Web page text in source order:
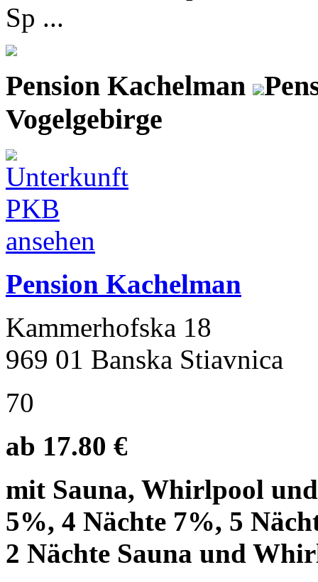
Sp ...
Pension Kachelman
Vogelgebirge
Pension Kachelman
Kammerhofska 18
969 01 Banska Stiavnica
70
ab 17.80 €
mit Sauna, Whirlpool
5%, 4 Nächte 7%, 5
2 Nächte Sauna und